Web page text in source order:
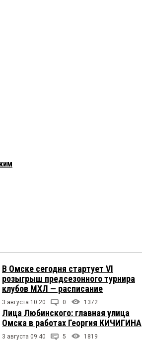
В Омске сегодня стартует VI
розыгрыш предсезонного турнира
клубов МХЛ — расписание
3 августа 10:20 0 1372
Лица Любинского: главная улица
Омска в работах Георгия КИЧИГИНА
3 августа 09:40 5 1819